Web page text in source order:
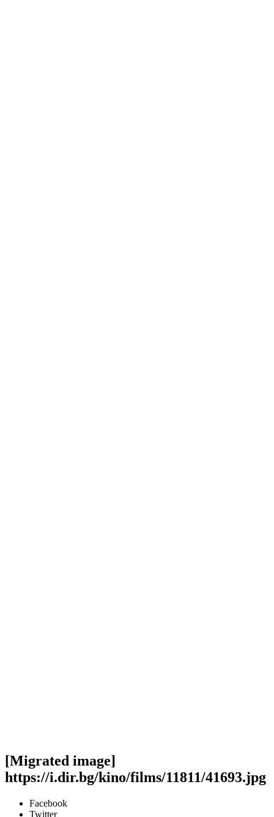
[Migrated image]
https://i.dir.bg/kino/films/11811/41693.jpg
Facebook
Twitter